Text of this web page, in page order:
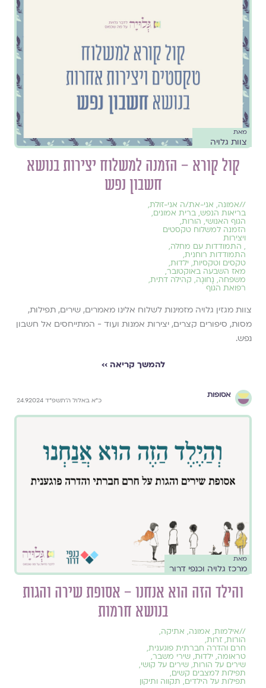
מאת
צוות גלויה
קול קורא – הזמנה למשלוח יצירות בנושא
חשבון נפש
//אמונה, אני-את/ה אני-זולת,
בריאות הנפש, ברית אמונים,
הגוף האנושי, הורות,
הזמנה למשלוח טקסטים
ויצירות
, התמודדות עם מחלה,
התמודדות רוחנית,
טקסים וטקסיות, ילדוּת,
מאז השבעה באוקטובר,
משפחה, נָחוּגָה, קהילה דתית,
רפואת הגוף
צוות מגזין גלויה מזמינות לשלוח אלינו מאמרים, שירים, תפילות,
מסות, סיפורים קצרים, יצירות אמנות ועוד - המתייחסים אל חשבון
נפש.
להמשך קריאה ››
אסופות
כ״א באלול ה׳תשפ״ד 24.9.2024
מאת
מרכז גלויה וכנפי דרור
והילד הזה הוא אנחנו – אסופת שירה והגות
בנושא חרמות
//אילמות, אמונה, אתיקה,
הורות, זרות,
חרם והדרה חברתית פוגענית,
טראומה, ילדוּת, שירי משבר,
שירים על הורות, שירים על קושי,
תפילות למצבים קשים,
תפילות על הילדים, תקווה ותיקון